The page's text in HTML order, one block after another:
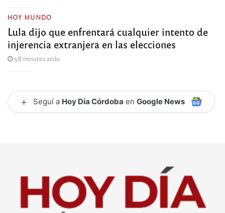
HOY MUNDO
Lula dijo que enfrentará cualquier intento de
injerencia extranjera en las elecciones
58 minutos atrás
+ Seguí a Hoy Día Córdoba en Google News